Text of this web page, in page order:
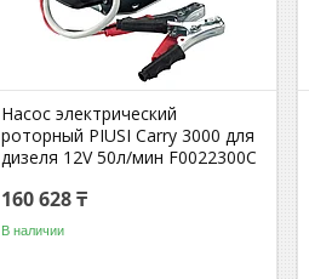
Насос электрический
роторный PIUSI Carry 3000 для
дизеля 12V 50л/мин F0022300C
160 628 ₸
В наличии